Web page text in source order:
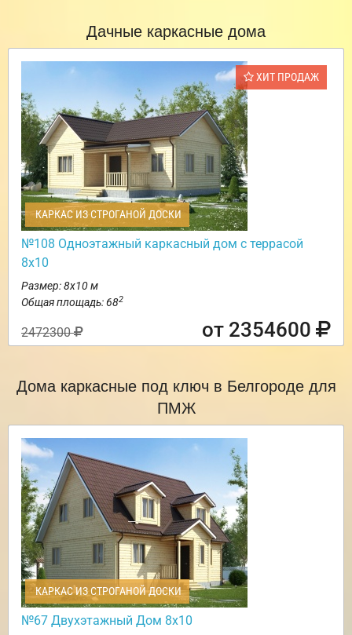
Дачные каркасные дома
ХИТ ПРОДАЖ
КАРКАС ИЗ СТРОГАНОЙ ДОСКИ
№108 Одноэтажный каркасный дом с террасой
8х10
Размер: 8х10 м
Общая площадь: 682
2472300 от 2354600
Дома каркасные под ключ в Белгороде для
ПМЖ
КАРКАС ИЗ СТРОГАНОЙ ДОСКИ
№67 Двухэтажный Дом 8х10